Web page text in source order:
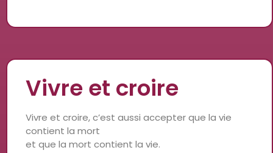
Vivre et croire
Vivre et croire, c’est aussi accepter que la vie
contient la mort
et que la mort contient la vie.